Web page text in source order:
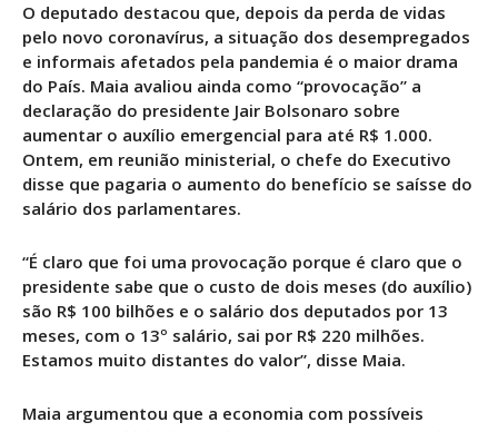
O deputado destacou que, depois da perda de vidas
pelo novo coronavírus, a situação dos desempregados
e informais afetados pela pandemia é o maior drama
do País. Maia avaliou ainda como “provocação” a
declaração do presidente Jair Bolsonaro sobre
aumentar o auxílio emergencial para até R$ 1.000.
Ontem, em reunião ministerial, o chefe do Executivo
disse que pagaria o aumento do benefício se saísse do
salário dos parlamentares.
“É claro que foi uma provocação porque é claro que o
presidente sabe que o custo de dois meses (do auxílio)
são R$ 100 bilhões e o salário dos deputados por 13
meses, com o 13º salário, sai por R$ 220 milhões.
Estamos muito distantes do valor”, disse Maia.
Maia argumentou que a economia com possíveis